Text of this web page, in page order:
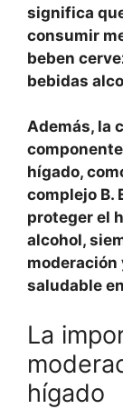
significa
consumir
beben
bebidas
Además, la
hígado,
complejo B.
proteger el
alcohol,
moderación
saludable
La
hígado